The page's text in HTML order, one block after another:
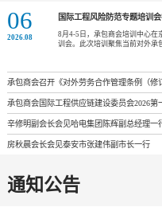
06
2026.08
国际工程风险防范专题培训
8月4-5日，承包商会培训中心
训会。此次培训聚焦当前对外承
承包商会召开《对外劳务合作管理条例（修
承包商会国际工程供应链建设委员会2026第
辛修明副会长会见哈电集团陈辉副总经理一
房秋晨会长会见泰安市张建伟副市长一行
通知公告